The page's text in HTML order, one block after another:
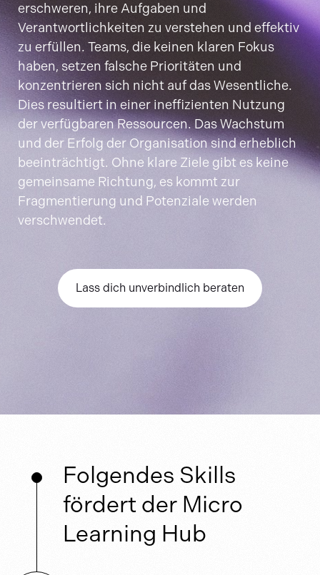
erschweren, ihre Aufgaben und
Verantwortlichkeiten zu verstehen und effektiv
zu erfüllen. Teams, die keinen klaren Fokus
haben, setzen falsche Prioritäten und
konzentrieren sich nicht auf das Wesentliche.
Dies resultiert in einer ineffizienten Nutzung
der verfügbaren Ressourcen. Das Wachstum
und der Erfolg der Organisation sind erheblich
beeinträchtigt. Ohne klare Ziele gibt es keine
gemeinsame Richtung, es kommt zur
Fragmentierung und Potenziale werden
verschwendet.
Lass dich unverbindlich beraten
Folgendes Skills
fördert der Micro
Learning Hub